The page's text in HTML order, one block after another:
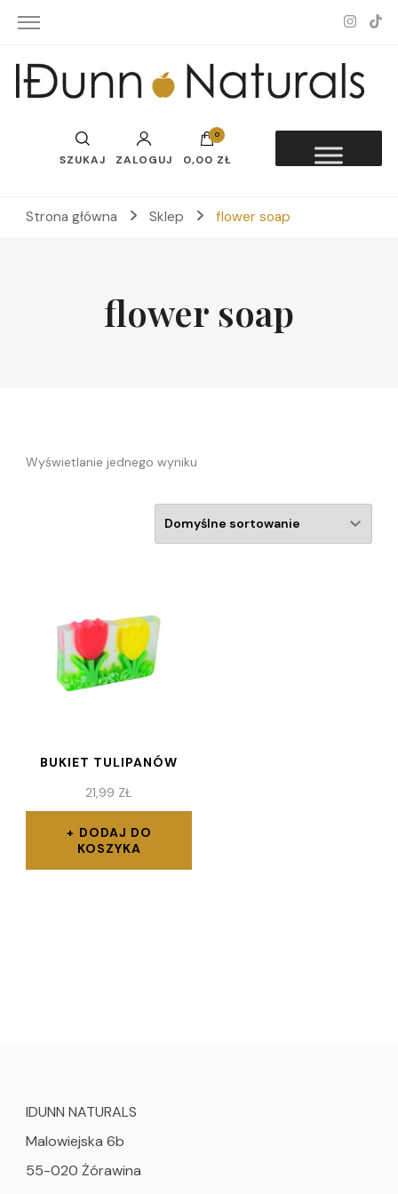
Idunn-Naturals
SZUKAJ ZALOGUJ
0
0,00 ZŁ
Strona główna Sklep flower soap
flower soap
Wyświetlanie jednego wyniku
BUKIET TULIPANÓW
21,99 ZŁ
DODAJ DO
KOSZYKA
IDUNN NATURALS
Malowiejska 6b
55-020 Żórawina